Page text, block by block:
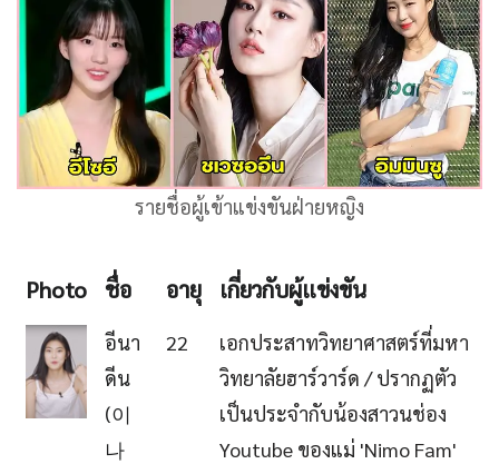
รายชื่อผู้เข้าแข่งขันฝ่ายหญิง
Photo ชื่อ อายุ
เกี่ยวกับผู้แข่งขัน
Photo
ชื่อ อายุ เกี่ยวกับผู้แข่งขัน
อีนา
ดีน
(이
나
22
เอกประสาทวิทยาศาสตร์ที่มหา
วิทยาลัยฮาร์วาร์ด / ปรากฏตัว
เป็นประจำกับน้องสาวนช่อง
Youtube ของแม่ 'Nimo Fam'